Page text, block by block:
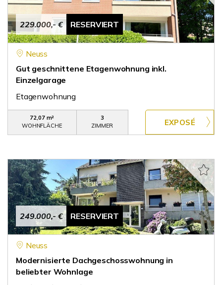
229.000,- € RESERVIERT
Neuss
Gut geschnittene Etagenwohnung inkl.
Einzelgarage
Etagenwohnung
72,07 m²
WOHNFLÄCHE
3
ZIMMER
249.000,- € RESERVIERT
Neuss
Modernisierte Dachgeschosswohnung in
beliebter Wohnlage